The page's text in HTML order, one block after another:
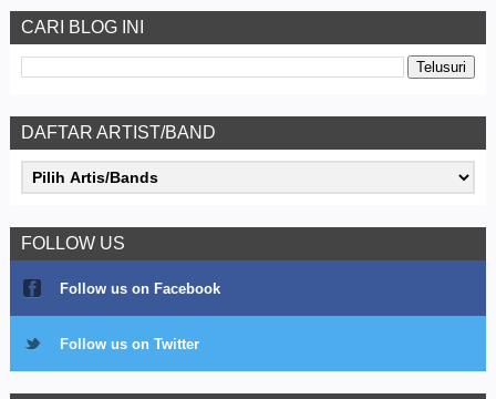
CARI BLOG INI
DAFTAR ARTIST/BAND
FOLLOW US
Follow us on Facebook
Follow us on Twitter